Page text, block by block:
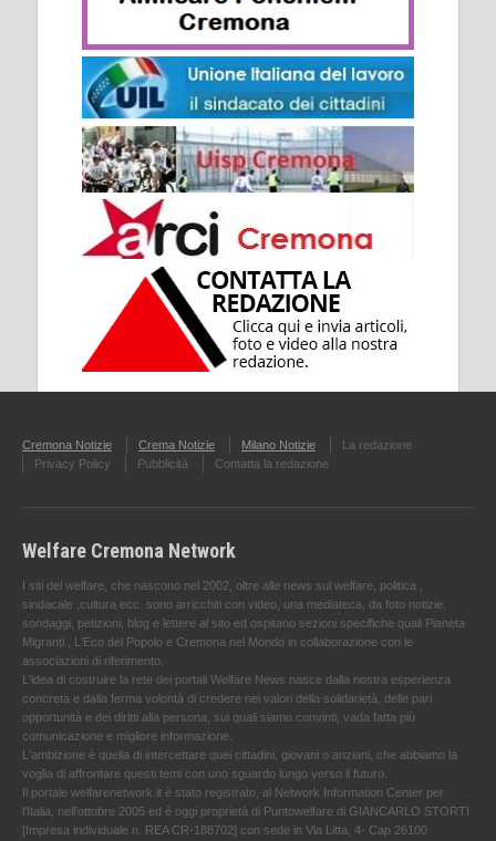
Cremona Notizie Crema Notizie Milano Notizie
La redazione
Privacy Policy
Pubblicità Contatta la redazione
Welfare Cremona Network
I siti del welfare, che nascono nel 2002, oltre alle news sul welfare, politica ,
sindacale ,cultura ecc. sono arricchiti con video, una mediateca, da foto notizie,
sondaggi, petizioni, blog e lettere al sito ed ospitano sezioni specifiche quali Pianeta
Migranti , L'Eco del Popolo e Cremona nel Mondo in collaborazione con le
associazioni di riferimento.
L'idea di costruire la rete dei portali Welfare News nasce dalla nostra esperienza
concreta e dalla ferma volontà di credere nei valori della solidarietà, delle pari
opportunità e dei diritti alla persona, sui quali siamo convinti, vada fatta più
comunicazione e migliore informazione.
L'ambizione è quella di intercettare quei cittadini, giovani o anziani, che abbiamo la
voglia di affrontare questi temi con uno sguardo lungo verso il futuro.
Il portale welfarenetwork.it è stato registrato, al Network Information Center per
l'Italia, nell’ottobre 2005 ed è oggi proprietà di Puntowelfare di GIANCARLO STORTI
[Impresa individuale n. REA CR-188702] con sede in Via Litta, 4- Cap 26100